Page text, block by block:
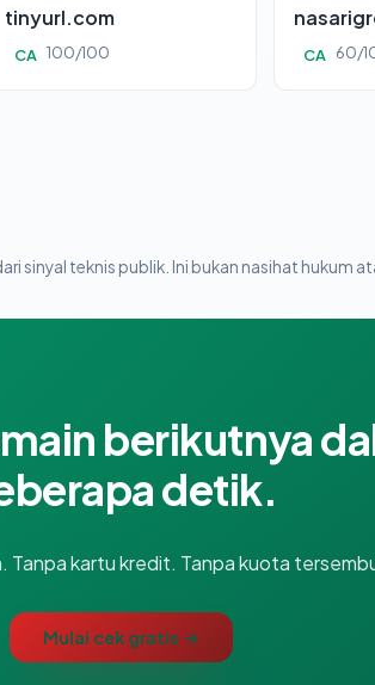
tinyurl.com
CA 100/100 CA 60/
sinyal teknis publik. Ini bukan nasihat hukum
berikutnya
detik.
Tanpa kartu kredit. Tanpa kuota
Mulai cek gratis →